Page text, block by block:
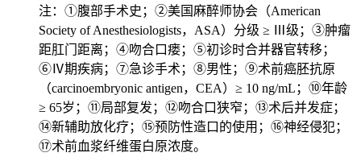
注：①腹部手术史；②美国麻醉师协会（American
Society of Anesthesiologists，ASA）分级 ≥ Ⅲ级；③肿瘤
距肛门距离；④吻合口瘘；⑤初诊时合并器官转移；
⑥Ⅳ期疾病；⑦急诊手术；⑧男性；⑨术前癌胚抗原
（carcinoembryonic antigen，CEA）≥ 10 ng/mL；⑩年龄
≥ 65岁；⑪局部复发；⑫吻合口狭窄；⑬术后并发症；
⑭新辅助放化疗；⑮预防性造口的使用；⑯神经侵犯；
⑰术前血浆纤维蛋白原浓度。